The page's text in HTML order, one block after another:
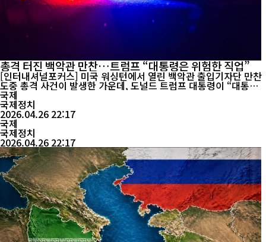
총격 터진 백악관 만찬…트럼프 “대통령은 위험한 직업”
[인터내셔널포커스] 미국 워싱턴에서 열린 백악관 출입기자단 만찬
도중 총격 사건이 발생한 가운데, 도널드 트럼프 대통령이 “대통령
은 매우 위험한 직업”이라며 자조 섞인 반응을 내놓았다. 트럼프 대
통령은 25일(현지시간) 밤 사건 직후 백악관에서 기자회견을 열고
“이런 상황을 알았다면 출마를 다시 생각했을 수도 있다”고 말했다.
이어 “나는 직무를 수행하기 위해 이 자리에 있는 것”이라며 대통령
으로서의 책임을 ...
국제
국제정치
2026.04.26 22:17
국제
국제정치
2026.04.26 22:17